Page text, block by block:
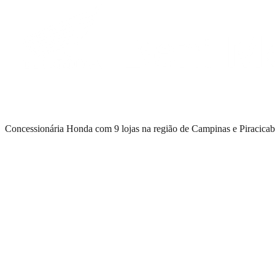
Concessionária Honda com 9 lojas na região de Campinas e